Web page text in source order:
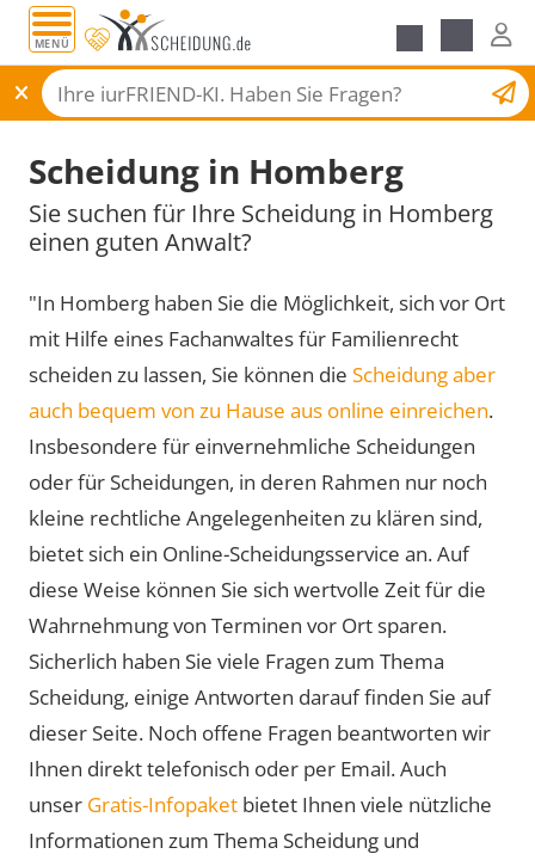
MENÜ
Scheidungsantrag
Scheidung in Homberg
Sie suchen für Ihre Scheidung in Homberg
einen guten Anwalt?
"In Homberg haben Sie die Möglichkeit, sich vor Ort
mit Hilfe eines Fachanwaltes für Familienrecht
scheiden zu lassen, Sie können die Scheidung aber
auch bequem von zu Hause aus online einreichen.
Insbesondere für einvernehmliche Scheidungen
oder für Scheidungen, in deren Rahmen nur noch
kleine rechtliche Angelegenheiten zu klären sind,
bietet sich ein Online-Scheidungsservice an. Auf
diese Weise können Sie sich wertvolle Zeit für die
Wahrnehmung von Terminen vor Ort sparen.
Sicherlich haben Sie viele Fragen zum Thema
Scheidung, einige Antworten darauf finden Sie auf
dieser Seite. Noch offene Fragen beantworten wir
Ihnen direkt telefonisch oder per Email. Auch
unser Gratis-Infopaket bietet Ihnen viele nützliche
Informationen zum Thema Scheidung und